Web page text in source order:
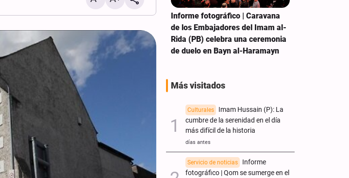
Los seguidores de la escuela del
ante los opresores: Sheij
Zakzaky
Informe fotográfico | Caravana
de los Embajadores del Imam al-
Rida (PB) celebra una ceremonia
de duelo en Bayn al-Haramayn
Más visitados
Culturales
Imam Hussain (P): La
cumbre de la serenidad en el día
más difícil de la historia
días antes
Servicio de noticias
Informe
fotográfico | Qom se sumerge en el